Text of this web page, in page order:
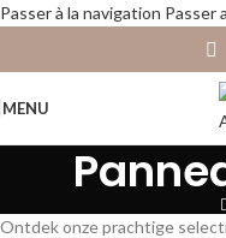
Passer à la navigation Passer
MENU
Ontdek onze prachtige